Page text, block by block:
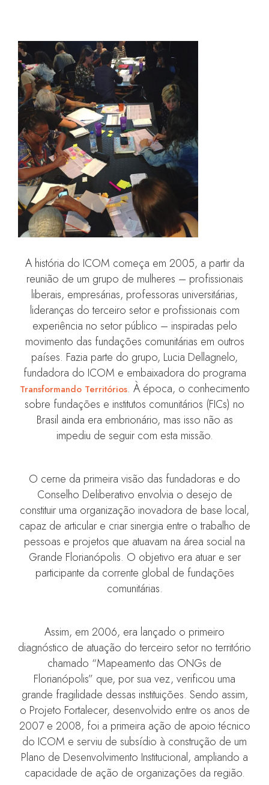
A história do ICOM começa em 2005, a partir da
reunião de um grupo de mulheres – profissionais
liberais, empresárias, professoras universitárias,
lideranças do terceiro setor e profissionais com
experiência no setor público – inspiradas pelo
movimento das fundações comunitárias em outros
países. Fazia parte do grupo, Lucia Dellagnelo,
fundadora do ICOM e embaixadora do programa
Transformando Territórios. À época, o conhecimento
sobre fundações e institutos comunitários (FICs) no
Brasil ainda era embrionário, mas isso não as
impediu de seguir com esta missão.
O cerne da primeira visão das fundadoras e do
Conselho Deliberativo envolvia o desejo de
constituir uma organização inovadora de base local,
capaz de articular e criar sinergia entre o trabalho de
pessoas e projetos que atuavam na área social na
Grande Florianópolis. O objetivo era atuar e ser
participante da corrente global de fundações
comunitárias.
Assim, em 2006, era lançado o primeiro
diagnóstico de atuação do terceiro setor no território
chamado “Mapeamento das ONGs de
Florianópolis” que, por sua vez, verificou uma
grande fragilidade dessas instituições. Sendo assim,
o Projeto Fortalecer, desenvolvido entre os anos de
2007 e 2008, foi a primeira ação de apoio técnico
do ICOM e serviu de subsídio à construção de um
Plano de Desenvolvimento Institucional, ampliando a
capacidade de ação de organizações da região.